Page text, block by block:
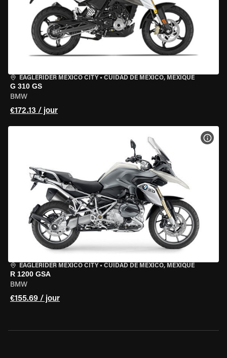
EAGLERIDER MEXICO CITY • CUIDAD DE MEXICO, MEXIQUE
G 310 GS
BMW
€172.13 / jour
EAGLERIDER MEXICO CITY • CUIDAD DE MEXICO, MEXIQUE
R 1200 GSA
BMW
€155.69 / jour